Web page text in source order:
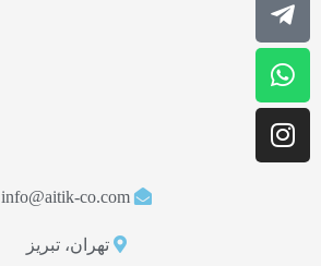
info@aitik-co.com
تهران، تبریز